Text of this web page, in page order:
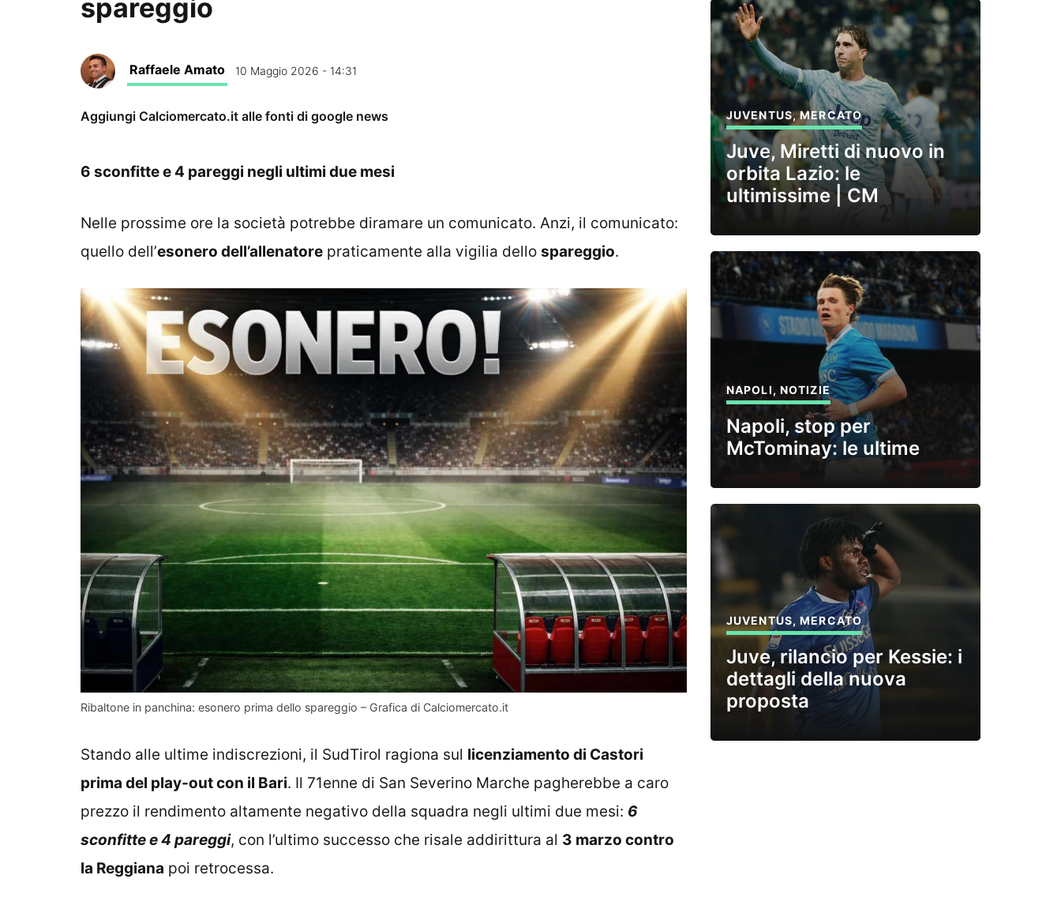
spareggio
Raffaele Amato 10 Maggio 2026 - 14:31
Aggiungi Calciomercato.it alle fonti di google news
6 sconfitte e 4 pareggi negli ultimi due mesi
Nelle prossime ore la società potrebbe diramare un comunicato. Anzi, il comunicato:
quello dell’esonero dell’allenatore praticamente alla vigilia dello spareggio.
Ribaltone in panchina: esonero prima dello spareggio – Grafica di Calciomercato.it
Stando alle ultime indiscrezioni, il SudTirol ragiona sul licenziamento di Castori
prima del play-out con il Bari. Il 71enne di San Severino Marche pagherebbe a caro
prezzo il rendimento altamente negativo della squadra negli ultimi due mesi: 6
sconfitte e 4 pareggi, con l’ultimo successo che risale addirittura al 3 marzo contro
la Reggiana poi retrocessa.
JUVENTUS,MERCATO
Juve, Miretti di nuovo in
orbita Lazio: le
ultimissime | CM
NAPOLI, NOTIZIE
Napoli, stop per
McTominay: le ultime
JUVENTUS,MERCATO
Juve, rilancio per Kessie: i
dettagli della nuova
proposta